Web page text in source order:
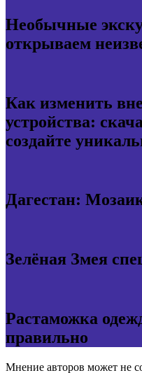
Необычные
открываем
Как изменить
устройства:
создайте
Дагестан:
Зелёная Змея
Растаможка
правильно
Мнение авторов может не